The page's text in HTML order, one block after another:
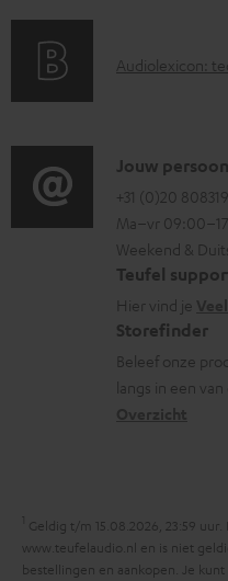
n
r
m
a
t
i
e
n
e
i
n
f
o
r
m
a
A
i
o
g
l
o
s
s
a
Audiolexicon:
C
o
n
t
a
c
t
i
r
m
Jouw
+31 (0)20
Ma–vr
Weekend &
Teufel
Hier vind je
Storefinder
Beleef onze
langs in een
1 Geldig t/m 15.08.2026, 23:59
www.teufelaudio.nl en is niet
bestellingen en aankopen. Je